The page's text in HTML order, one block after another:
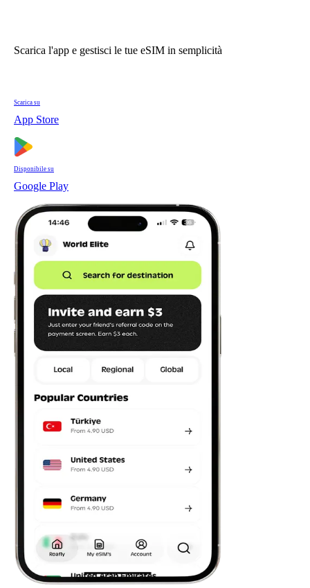
Scarica l'app e gestisci le tue eSIM in semplicità
Scarica su
App Store
Disponibile su
Google Play